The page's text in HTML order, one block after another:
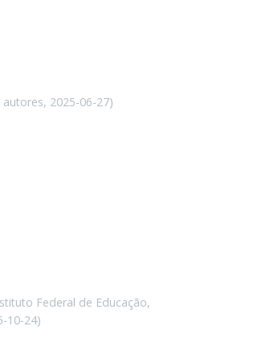
autores, 2025-06-27)
Federal de Educação,
10-24)